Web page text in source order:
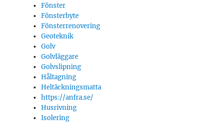
Fönster
Fönsterbyte
Fönsterrenovering
Geoteknik
Golv
Golvläggare
Golvslipning
Håltagning
Heltäckningsmatta
https://anfra.se/
Husrivning
Isolering